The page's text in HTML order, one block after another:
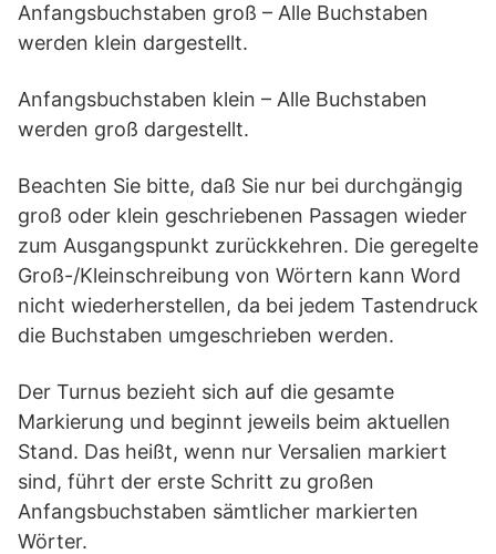
Anfangsbuchstaben groß – Alle Buchstaben
werden klein dargestellt.
Anfangsbuchstaben klein – Alle Buchstaben
werden groß dargestellt.
Beachten Sie bitte, daß Sie nur bei durchgängig
groß oder klein geschriebenen Passagen wieder
zum Ausgangspunkt zurückkehren. Die geregelte
Groß-/Kleinschreibung von Wörtern kann Word
nicht wiederherstellen, da bei jedem Tastendruck
die Buchstaben umgeschrieben werden.
Der Turnus bezieht sich auf die gesamte
Markierung und beginnt jeweils beim aktuellen
Stand. Das heißt, wenn nur Versalien markiert
sind, führt der erste Schritt zu großen
Anfangsbuchstaben sämtlicher markierten
Wörter.